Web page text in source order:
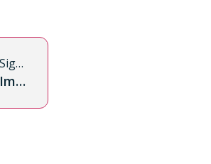
Siguiente
Impulsando nuevas generaciones la UCEP crea un fondo educativo para estudiantes de publicidad